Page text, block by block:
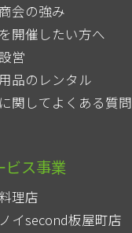
会の強み
開催したい方へ
営
品のレンタル
関してよくある質問
ビス事業
理店
イsecond板屋町店